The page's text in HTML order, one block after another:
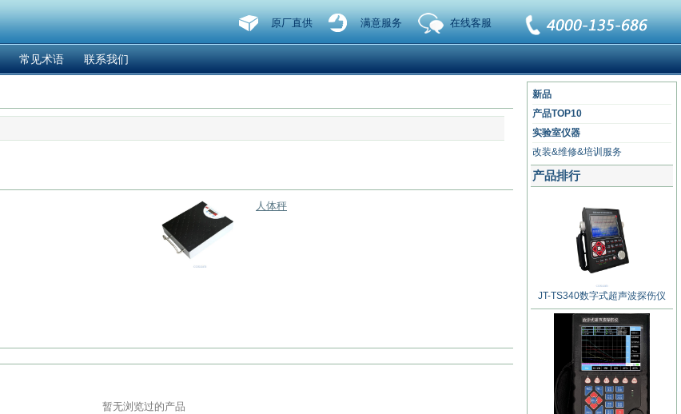
在线客服
满意服务
原厂直供
常见术语 联系我们
人体秤
暂无浏览过的产品
新品
产品TOP10
实验室仪器
改装&维修&培训服务
产品排行
JT-TS340数字式超声波探伤仪